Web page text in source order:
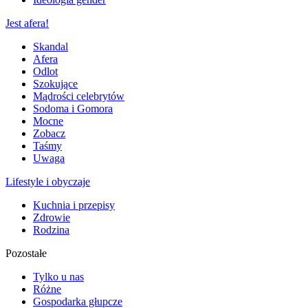
Jest afera!
Skandal
Afera
Odlot
Szokujące
Mądrości celebrytów
Sodoma i Gomora
Mocne
Zobacz
Taśmy
Uwaga
Lifestyle i obyczaje
Kuchnia i przepisy
Zdrowie
Rodzina
Pozostałe
Tylko u nas
Różne
Gospodarka głupcze